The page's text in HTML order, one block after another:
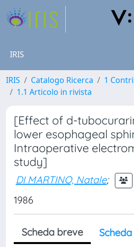
IRIS
IRIS Catalogo Ricerca
1
1.1 Articolo in rivista
[Effect of d-
lower esophageal
Intraoperative
study]
DI MARTINO, Natale;
1986
Scheda breve